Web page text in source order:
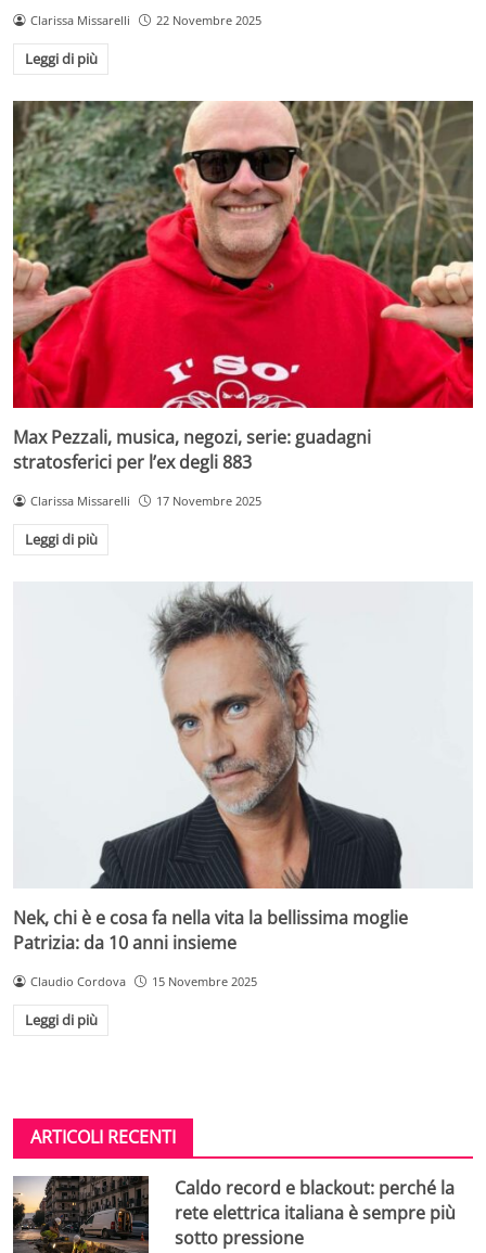
Clarissa Missarelli 22 Novembre 2025
Leggi di più
Max Pezzali, musica, negozi, serie: guadagni
stratosferici per l’ex degli 883
Clarissa Missarelli 17 Novembre 2025
Leggi di più
Nek, chi è e cosa fa nella vita la bellissima moglie
Patrizia: da 10 anni insieme
Claudio Cordova 15 Novembre 2025
Leggi di più
ARTICOLI RECENTI
Caldo record e blackout: perché la
rete elettrica italiana è sempre più
sotto pressione